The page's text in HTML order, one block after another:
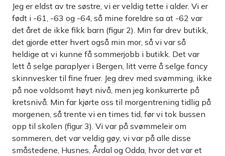
Jeg er eldst av tre søstre, vi er veldig tette i alder. Vi er
født i -61, -63 og -64, så mine foreldre sa at -62 var
det året de ikke fikk barn (figur 2). Min far drev butikk,
det gjorde etter hvert også min mor, så vi var så
heldige at vi kunne få sommerjobb i butikk. Det var
lett å selge paraplyer i Bergen, litt verre å selge fancy
skinnvesker til fine fruer. Jeg drev med svømming, ikke
på noe voldsomt høyt nivå, men jeg konkurrerte på
kretsnivå. Min far kjørte oss til morgentrening tidlig på
morgenen, så trente vi en times tid, før vi tok bussen
opp til skolen (figur 3). Vi var på svømmeleir om
sommeren, det var veldig gøy, vi var på alle disse
småstedene, Husnes, Årdal og Odda, hvor det var et